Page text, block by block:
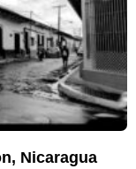
Nicaragua